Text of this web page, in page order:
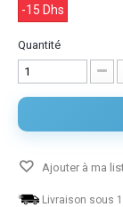
-15 Dhs
Quantité
Ajouter à ma
Livraison sous